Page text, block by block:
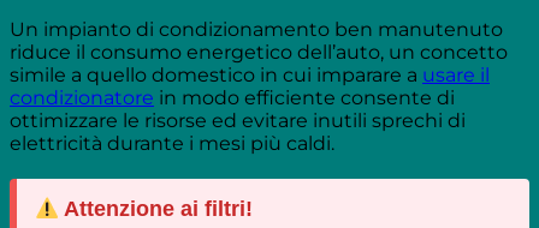
Un impianto di condizionamento ben manutenuto
riduce il consumo energetico dell’auto, un concetto
simile a quello domestico in cui imparare a usare il
condizionatore in modo efficiente consente di
ottimizzare le risorse ed evitare inutili sprechi di
elettricità durante i mesi più caldi.
Attenzione ai filtri!